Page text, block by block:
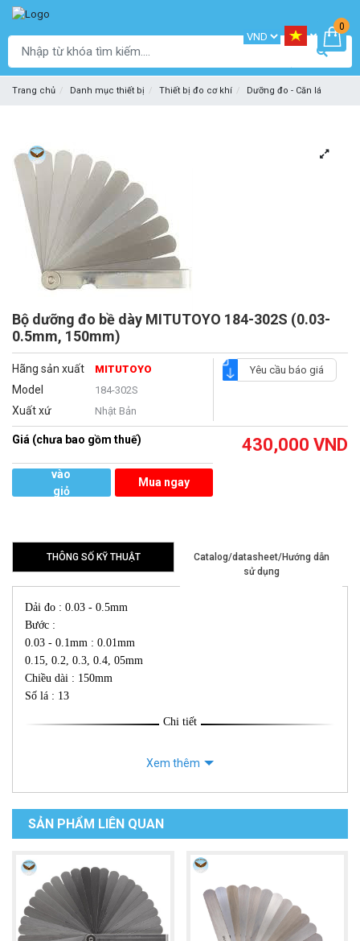
0
Trang chủ Danh mục thiết bị Thiết bị đo cơ khí Dưỡng đo - Căn lá
Bộ dưỡng đo bề dày MITUTOYO 184-302S (0.03-
0.5mm, 150mm)
Hãng sản xuất MITUTOYO
Model 184-302S
Xuất xứ Nhật Bản
Yêu cầu báo giá
Giá (chưa bao gồm thuế) 430,000 VND
vào
giỏ
Mua ngay
THÔNG SỐ KỸ THUẬT
Catalog/datasheet/Hướng dẫn
sử dụng
Dải đo : 0.03 - 0.5mm
Bước :
0.03 - 0.1mm : 0.01mm
0.15, 0.2, 0.3, 0.4, 05mm
Chiều dài : 150mm
Số lá : 13
Chi tiết
Xem thêm
SẢN PHẨM LIÊN QUAN